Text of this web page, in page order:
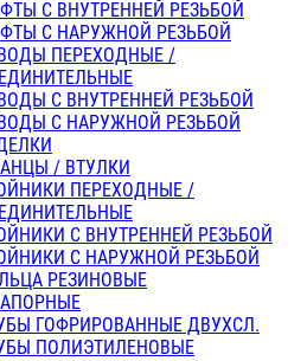
С ВНУТРЕННЕЙ РЕЗЬБОЙ
С НАРУЖНОЙ РЕЗЬБОЙ
ПЕРЕХОДНЫЕ /
С ВНУТРЕННЕЙ РЕЗЬБОЙ
С НАРУЖНОЙ РЕЗЬБОЙ
/ ВТУЛКИ
ПЕРЕХОДНЫЕ /
С ВНУТРЕННЕЙ РЕЗЬБОЙ
С НАРУЖНОЙ РЕЗЬБОЙ
РЕЗИНОВЫЕ
ГОФРИРОВАННЫЕ ДВУХСЛ.
ПОЛИЭТИЛЕНОВЫЕ